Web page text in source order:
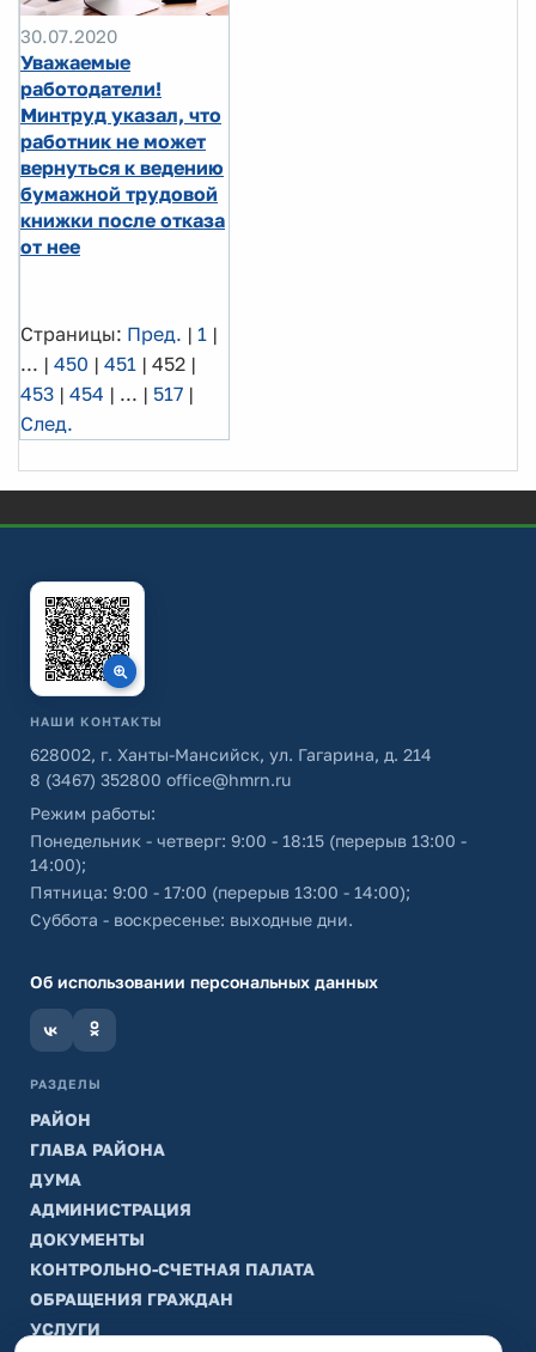
30.07.2020
Уважаемые
работодатели!
Минтруд указал, что
работник не может
вернуться к ведению
бумажной трудовой
книжки после отказа
от нее
Страницы: Пред. | 1 |
... | 450 | 451 | 452 |
453 | 454 | ... | 517 |
След.
НАШИ КОНТАКТЫ
628002, г. Ханты-Мансийск, ул. Гагарина, д. 214
8 (3467) 352800 office@hmrn.ru
Режим работы:
Понедельник - четверг: 9:00 - 18:15 (перерыв 13:00 -
14:00);
Пятница: 9:00 - 17:00 (перерыв 13:00 - 14:00);
Суббота - воскресенье: выходные дни.
Об использовании персональных данных
РАЗДЕЛЫ
РАЙОН
ГЛАВА РАЙОНА
ДУМА
АДМИНИСТРАЦИЯ
ДОКУМЕНТЫ
КОНТРОЛЬНО-СЧЕТНАЯ ПАЛАТА
ОБРАЩЕНИЯ ГРАЖДАН
УСЛУГИ